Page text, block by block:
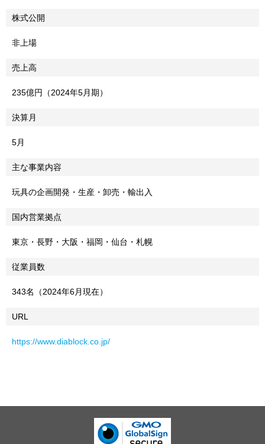
株式公開
非上場
売上高
235億円（2024年5月期）
決算月
5月
主な事業内容
玩具の企画開発・生産・卸売・輸出入
国内営業拠点
東京・長野・大阪・福岡・仙台・札幌
従業員数
343名（2024年6月現在）
URL
https://www.diablock.co.jp/